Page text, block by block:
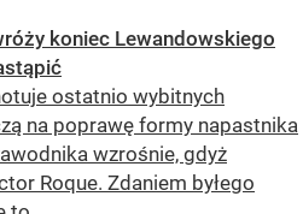
koniec Lewandowskiego
ostatnio wybitnych
na poprawę formy napastnika
wzrośnie, gdyż
Roque. Zdaniem byłego